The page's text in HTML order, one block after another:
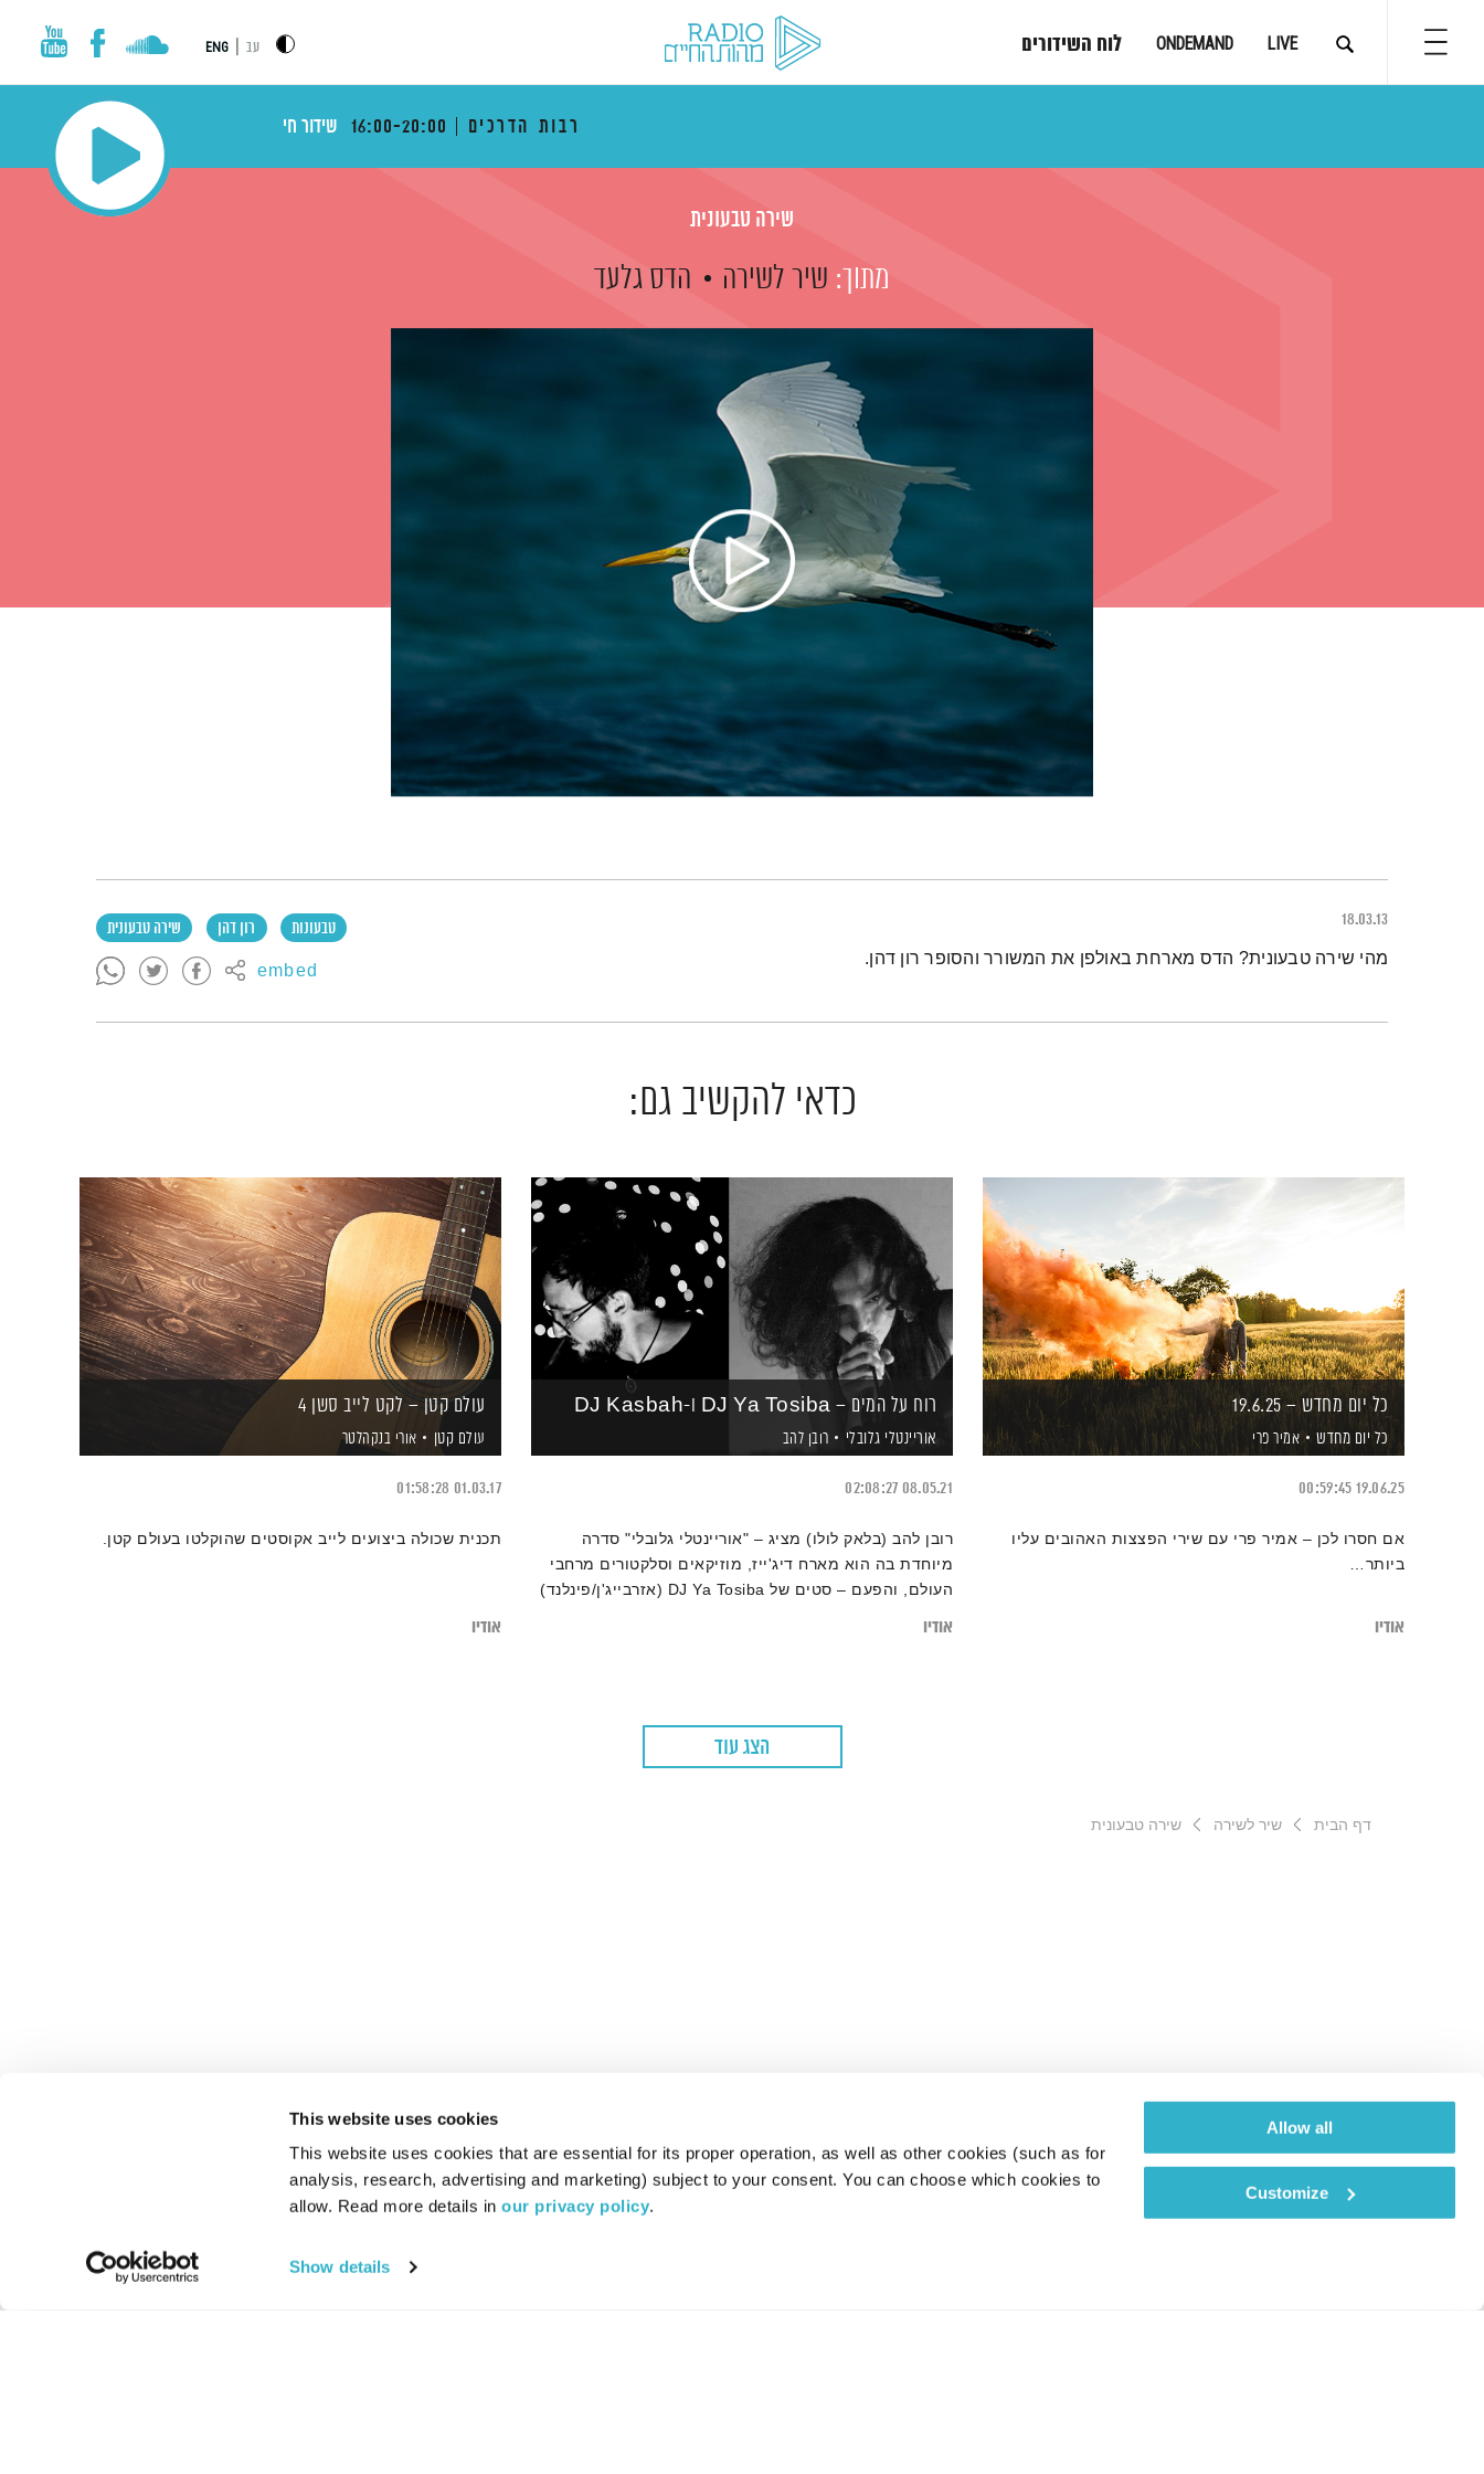
This website uses cookies
This website uses cookies that are essential for its proper operation, as well as other cookies (such as for
analysis, research, advertising and marketing) subject to your consent. You can choose which cookies to
allow. Read more details in our privacy policy.
Show details
Allow all
Customize
LIVE
ONDEMAND לוח השידורים עב ENG
רבות הדרכים 16:00-20:00 שידור חי
שירה טבעונית
מתוך: שיר לשירה הדס גלעד
18.03.13 טבעונות רון דהן שירה טבעונית
embed תמצית הפודקאסט
מהי שירה טבעונית? הדס מארחת באולפן את המשורר והסופר רון דהן.
כדאי להקשיב גם:
כל יום מחדש – 19.6.25
כל יום מחדש אמיר פרי
19.06.25
00:59:45
אם חסרו לכן – אמיר פרי עם שירי הפצצות האהובים עליו
ביותר…
אודיו
רוח על המים – DJ Ya Tosiba ו-DJ Kasbah
אוריינטלי גלובלי רובן להב
08.05.21
02:08:27
רובן להב (בלאק לולו) מציג – "אוריינטלי גלובלי" סדרה
מיוחדת בה הוא מארח דיג'ייז, מוזיקאים וסלקטורים מרחבי
העולם, והפעם – סטים של DJ Ya Tosiba (אזרבייג'ן/פינלנד)
אודיו
עולם קטן – לקט לייב סשן 4
עולם קטן אורי בנקהלטר
01.03.17
01:58:28
תכנית שכולה ביצועים לייב אקוסטים שהוקלטו בעולם קטן.
אודיו
הצג עוד
דף הבית שיר לשירה שירה טבעונית